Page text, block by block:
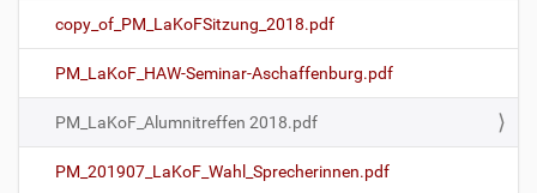
copy_of_PM_LaKoFSitzung_2018.pdf
PM_LaKoF_HAW-Seminar-Aschaffenburg.pdf
PM_LaKoF_Alumnitreffen 2018.pdf
PM_201907_LaKoF_Wahl_Sprecherinnen.pdf